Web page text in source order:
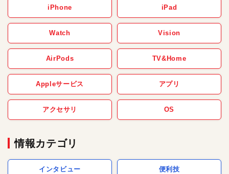
iPhone iPad
Watch Vision
AirPods TV&Home
Appleサービス アプリ
アクセサリ OS
情報カテゴリ
インタビュー 便利技